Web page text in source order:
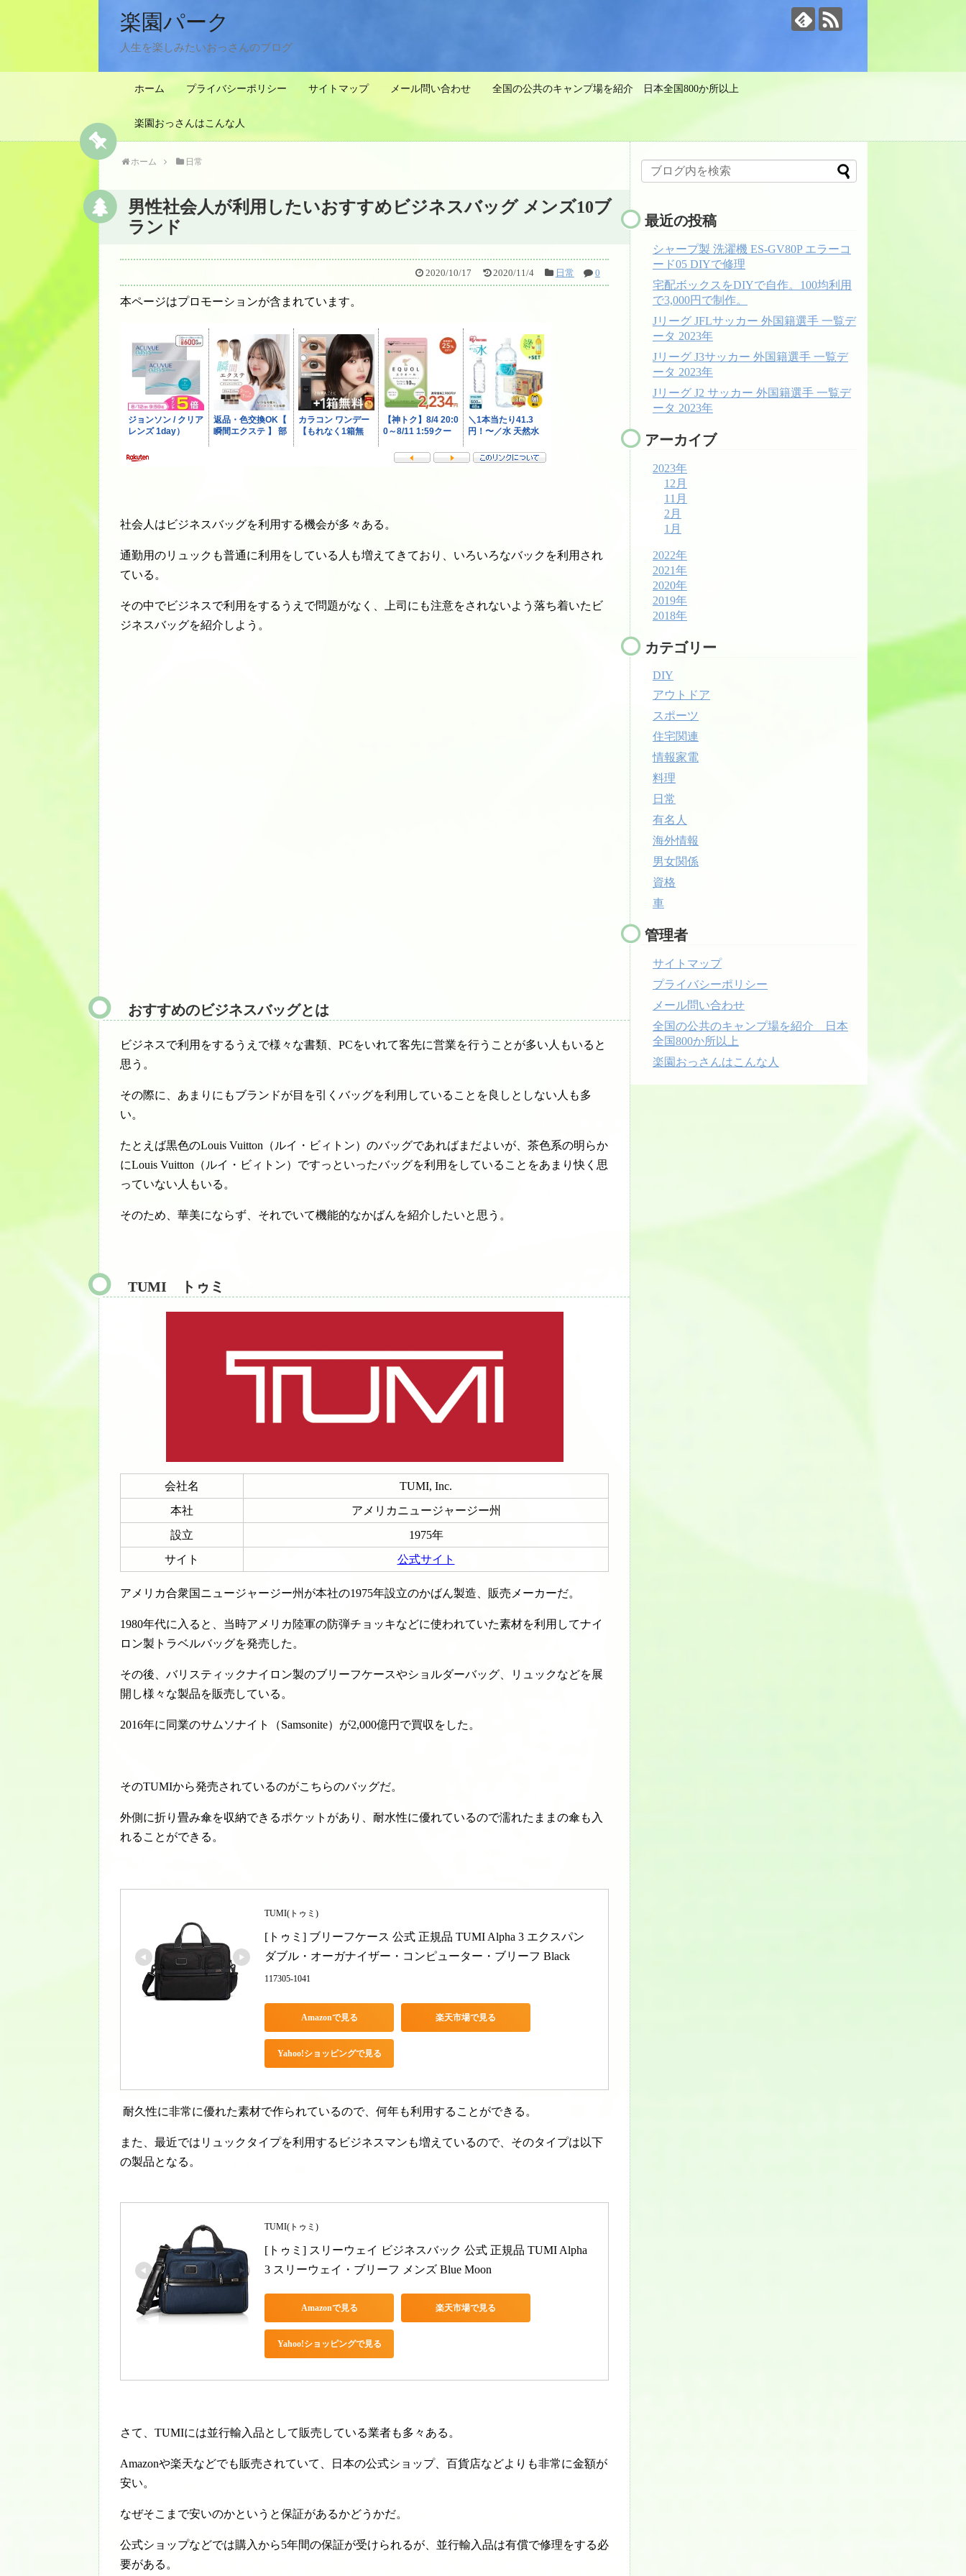
楽園パーク
人生を楽しみたいおっさんのブログ
ホーム プライバシーポリシー サイトマップ メール問い合わせ 全国の公共のキャンプ場を紹介 日本全国800か所以上
楽園おっさんはこんな人
ホーム 日常
男性社会人が利用したいおすすめビジネスバッグ メンズ10ブ
ランド
2020/10/17 2020/11/4 日常 0
本ページはプロモーションが含まれています。
社会人はビジネスバッグを利用する機会が多々ある。
通勤用のリュックも普通に利用をしている人も増えてきており、いろいろなバックを利用され
ている。
その中でビジネスで利用をするうえで問題がなく、上司にも注意をされないよう落ち着いたビ
ジネスバッグを紹介しよう。
おすすめのビジネスバッグとは
ビジネスで利用をするうえで様々な書類、PCをいれて客先に営業を行うことが多い人もいると
思う。
その際に、あまりにもブランドが目を引くバッグを利用していることを良しとしない人も多
い。
たとえば黒色のLouis Vuitton（ルイ・ビィトン）のバッグであればまだよいが、茶色系の明らか
にLouis Vuitton（ルイ・ビィトン）ですっといったバッグを利用をしていることをあまり快く思
っていない人もいる。
そのため、華美にならず、それでいて機能的なかばんを紹介したいと思う。
TUMI トゥミ
会社名
TUMI, Inc.
本社
アメリカニュージャージー州
設立
1975年
サイト
公式サイト
アメリカ合衆国ニュージャージー州が本社の1975年設立のかばん製造、販売メーカーだ。
1980年代に入ると、当時アメリカ陸軍の防弾チョッキなどに使われていた素材を利用してナイ
ロン製トラベルバッグを発売した。
その後、バリスティックナイロン製のブリーフケースやショルダーバッグ、リュックなどを展
開し様々な製品を販売している。
2016年に同業のサムソナイト（Samsonite）が2,000億円で買収をした。
そのTUMIから発売されているのがこちらのバッグだ。
外側に折り畳み傘を収納できるポケットがあり、耐水性に優れているので濡れたままの傘も入
れることができる。
TUMI(トゥミ)
[トゥミ] ブリーフケース 公式 正規品 TUMI Alpha 3 エクスパン
ダブル・オーガナイザー・コンピューター・ブリーフ Black
117305-1041
Amazonで見る 楽天市場で見る
Yahoo!ショッピングで見る
耐久性に非常に優れた素材で作られているので、何年も利用することができる。
また、最近ではリュックタイプを利用するビジネスマンも増えているので、そのタイプは以下
の製品となる。
TUMI(トゥミ)
[トゥミ] スリーウェイ ビジネスバック 公式 正規品 TUMI Alpha
3 スリーウェイ・ブリーフ メンズ Blue Moon
Amazonで見る 楽天市場で見る
Yahoo!ショッピングで見る
さて、TUMIには並行輸入品として販売している業者も多々ある。
Amazonや楽天などでも販売されていて、日本の公式ショップ、百貨店などよりも非常に金額が
安い。
なぜそこまで安いのかというと保証があるかどうかだ。
公式ショップなどでは購入から5年間の保証が受けられるが、並行輸入品は有償で修理をする必
要がある。
最近の投稿
シャープ製 洗濯機 ES-GV80P エラーコ
ード05 DIYで修理
宅配ボックスをDIYで自作。100均利用
で3,000円で制作。
Jリーグ JFLサッカー 外国籍選手 一覧デ
ータ 2023年
Jリーグ J3サッカー 外国籍選手 一覧デ
ータ 2023年
Jリーグ J2 サッカー 外国籍選手 一覧デ
ータ 2023年
アーカイブ
2023年
12月
11月
2月
1月
2022年
2021年
2020年
2019年
2018年
カテゴリー
DIY
アウトドア
スポーツ
住宅関連
情報家電
料理
日常
有名人
海外情報
男女関係
資格
車
管理者
サイトマップ
プライバシーポリシー
メール問い合わせ
全国の公共のキャンプ場を紹介 日本
全国800か所以上
楽園おっさんはこんな人